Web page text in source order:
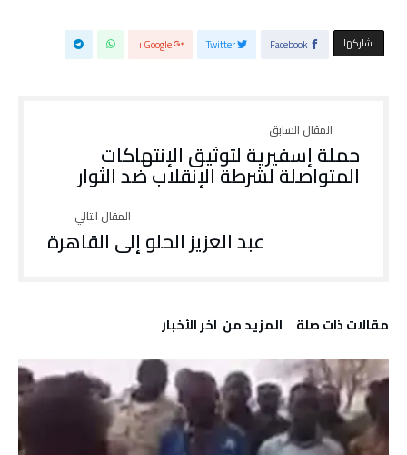
‫‫ شاركها‬ Facebook
Twitter
Google+
حملة إسفيرية لتوثيق الإنتهاكات
المتواصلة لشرطة الإنقلاب ضد الثوار
عبد العزيز الحلو إلى القاهرة
‫مقالات ذات صلة‬ ‫المزيد من ‬ آخر الأخبار